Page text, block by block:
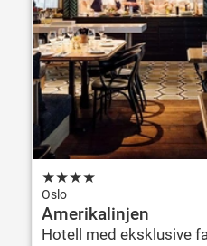
★★★★
Oslo
Amerikalinjen
Hotell med eksklusive